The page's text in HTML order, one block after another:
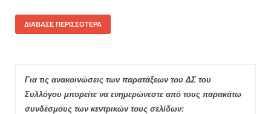
ΔΙΆΒΑΣΕ ΠΕΡΙΣΣΌΤΕΡΑ
Για τις ανακοινώσεις των παρατάξεων του ΔΣ του
Συλλόγου μπορείτε να ενημερώνεστε από τους παρακάτω
συνδέσμους των κεντρικών τους σελίδων: